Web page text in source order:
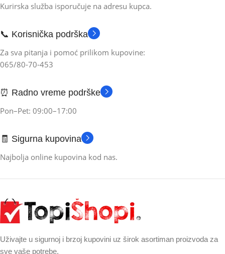
Kurirska služba isporučuje na adresu kupca.
📞 Korisnička podrška
Za sva pitanja i pomoć prilikom kupovine:
065/80-70-453
⏰ Radno vreme podrške
Pon–Pet: 09:00–17:00
🧾 Sigurna kupovina
Najbolja online kupovina kod nas.
Uživajte u sigurnoj i brzoj kupovini uz širok asortiman proizvoda za
sve vaše potrebe.